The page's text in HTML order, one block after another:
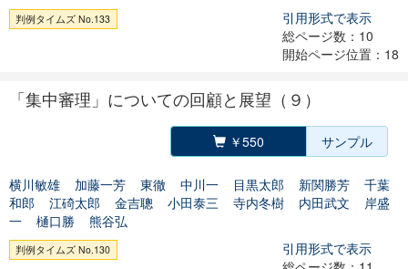
判例タイムズ No.133
引用形式で表示
総ページ数：10
開始ページ位置：18
「集中審理」についての回顧と展望（９）
￥550 サンプル
横川敏雄 加藤一芳 東徹 中川一 目黒太郎 新関勝芳
千葉
和郎
江碕太郎 金吉聰 小田泰三 寺内冬樹 内田武文
岸盛
一
樋口勝 熊谷弘
判例タイムズ No.130
引用形式で表示